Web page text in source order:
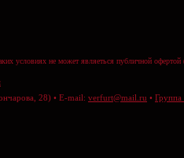
условиях не может являеться публичной
28) • E-mail: verfurt@mail.ru • Группа